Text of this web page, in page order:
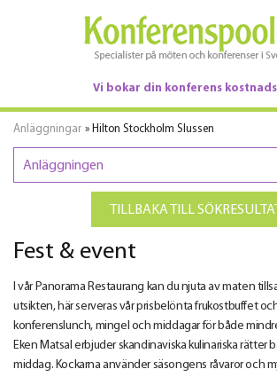
Vi bokar din konferens
Anläggningar » Hilton Stockholm Slussen
Anläggningen
TILLBAKA TILL SÖKRESULTAT
Fest & event
I vår Panorama Restaurang kan du njuta av maten
utsikten, här serveras vår prisbelönta frukostbuffet
konferenslunch, mingel och middagar för både
Eken Matsal erbjuder skandinaviska kulinariska rätter
middag. Kockarna använder säsongens råvaror och